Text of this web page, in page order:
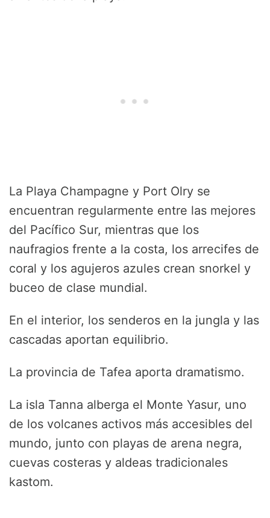
La Playa Champagne y Port Olry se
encuentran regularmente entre las mejores
del Pacífico Sur, mientras que los
naufragios frente a la costa, los arrecifes de
coral y los agujeros azules crean snorkel y
buceo de clase mundial.
En el interior, los senderos en la jungla y las
cascadas aportan equilibrio.
La provincia de Tafea aporta dramatismo.
La isla Tanna alberga el Monte Yasur, uno
de los volcanes activos más accesibles del
mundo, junto con playas de arena negra,
cuevas costeras y aldeas tradicionales
kastom.